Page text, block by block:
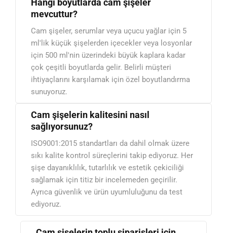
Hangi boyutlarda cam şişeler
mevcuttur?
Cam şişeler, serumlar veya uçucu yağlar için 5
ml'lik küçük şişelerden içecekler veya losyonlar
için 500 ml'nin üzerindeki büyük kaplara kadar
çok çeşitli boyutlarda gelir. Belirli müşteri
ihtiyaçlarını karşılamak için özel boyutlandırma
sunuyoruz.
Cam şişelerin kalitesini nasıl
sağlıyorsunuz?
ISO9001:2015 standartları da dahil olmak üzere
sıkı kalite kontrol süreçlerini takip ediyoruz. Her
şişe dayanıklılık, tutarlılık ve estetik çekiciliği
sağlamak için titiz bir incelemeden geçirilir.
Ayrıca güvenlik ve ürün uyumluluğunu da test
ediyoruz.